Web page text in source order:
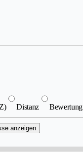
Distanz Bewertung
anzeigen